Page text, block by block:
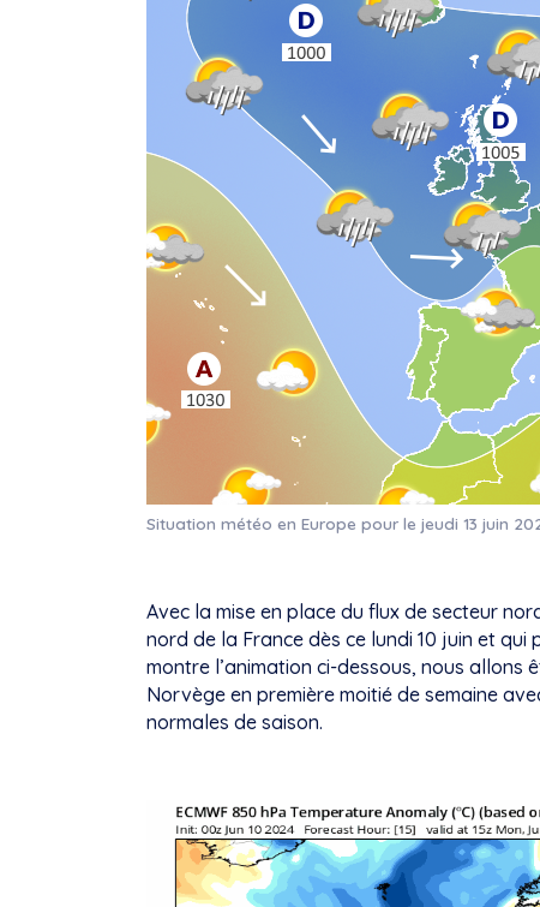
Situation météo en Europe pour le jeudi 13 juin
Avec la mise en place du flux de secteur
nord de la France dès ce lundi 10 juin et
montre l’animation ci-dessous, nous allons
Norvège en première moitié de semaine
normales de saison.